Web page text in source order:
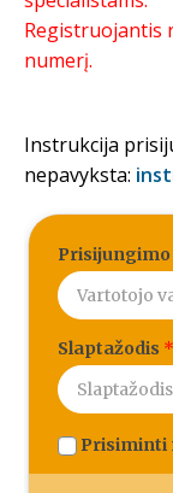
Registruojantis
numerį.
Instrukcija
nepavyksta:
Prisijungimo
Slaptažodis *
Prisiminti